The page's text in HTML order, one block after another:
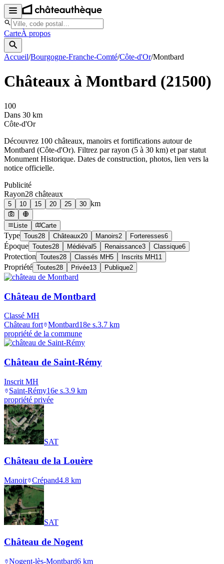
CarteÀ propos
Accueil/Bourgogne-Franche-Comté/Côte-d'Or/Montbard
Châteaux à Montbard (21500)
100
Dans 30 km
Côte-d'Or
Découvrez 100 châteaux, manoirs et fortifications autour de
Montbard (Côte-d'Or). Filtrez par rayon (5 à 30 km) et par statut
Monument Historique. Dates de construction, photos, lien vers la
notice officielle.
Publicité
Rayon28 châteaux
5 10 15 20 25 30 km
Liste Carte
Type Tous28 Châteaux20 Manoirs2 Forteresses6
Époque Toutes28 Médiéval 5 Renaissance3 Classique6
Protection Toutes28 Classés MH5 Inscrits MH11
Propriété Toutes28 Privée13 Publique2
Château de Montbard
Classé MH
Château fort Montbard18e s.3.7 km
propriété de la commune
Château de Saint-Rémy
Inscrit MH
Saint-Rémy16e s.3.9 km
propriété privée
SAT
Château de la Louère
Manoir Crépand4.8 km
SAT
Château de Nogent
Nogent-lès-Montbard6 km